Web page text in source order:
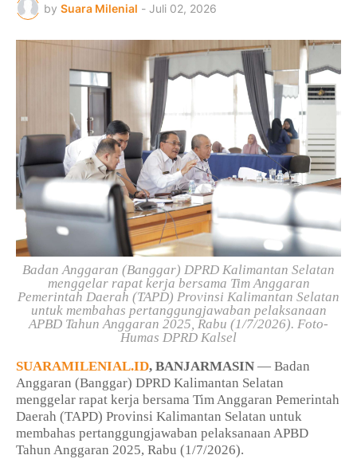
by Suara Milenial - Juli 02, 2026
Badan Anggaran (Banggar) DPRD Kalimantan Selatan
menggelar rapat kerja bersama Tim Anggaran
Pemerintah Daerah (TAPD) Provinsi Kalimantan Selatan
untuk membahas pertanggungjawaban pelaksanaan
APBD Tahun Anggaran 2025, Rabu (1/7/2026). Foto-
Humas DPRD Kalsel
SUARAMILENIAL.ID, BANJARMASIN — Badan
Anggaran (Banggar) DPRD Kalimantan Selatan
menggelar rapat kerja bersama Tim Anggaran Pemerintah
Daerah (TAPD) Provinsi Kalimantan Selatan untuk
membahas pertanggungjawaban pelaksanaan APBD
Tahun Anggaran 2025, Rabu (1/7/2026).